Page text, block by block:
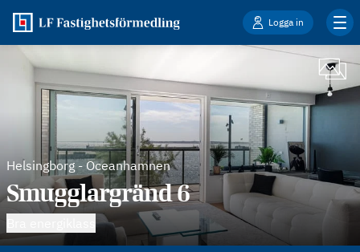
Logga in
Helsingborg- Oceanhamnen
Smugglargränd 6